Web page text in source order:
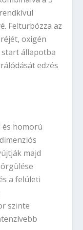
Felturbózza az
oxigén
állapotba
edzés
homorú
majd
a felületi
szinte